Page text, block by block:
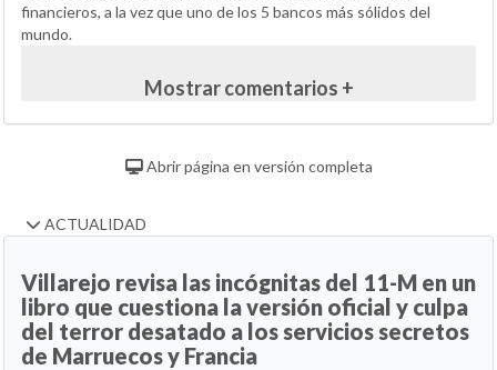
financieros, a la vez que uno de los 5 bancos más sólidos del
mundo.
Mostrar comentarios +
Abrir página en versión completa
ACTUALIDAD
Villarejo revisa las incógnitas del 11-M en un
libro que cuestiona la versión oficial y culpa
del terror desatado a los servicios secretos
de Marruecos y Francia